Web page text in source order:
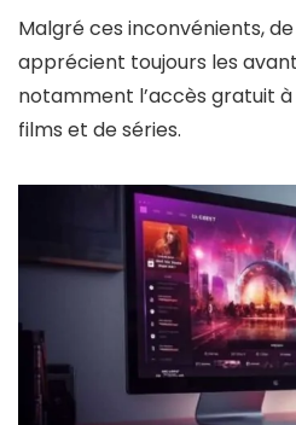
Malgré ces inconvénients,
apprécient toujours les
notamment l’accès gratuit
films et de séries.